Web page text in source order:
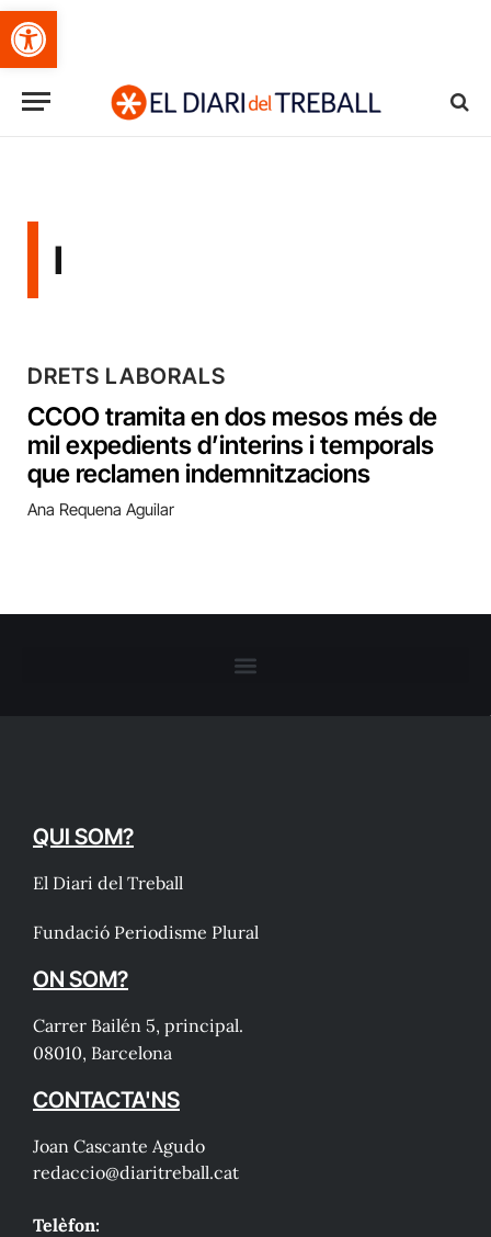
Obre la barra d'eines
I
DRETS LABORALS
CCOO tramita en dos mesos més de
mil expedients d’interins i temporals
que reclamen indemnitzacions
Ana Requena Aguilar
QUI SOM?
El Diari del Treball
Fundació Periodisme Plural
ON SOM?
Carrer Bailén 5, principal.
08010, Barcelona
CONTACTA'NS
Joan Cascante Agudo
redaccio@diaritreball.cat
Telèfon: